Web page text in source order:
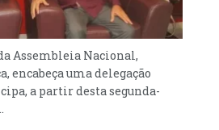
deste facto pela
à República de
do Chefe de Estado
de pouco mais de 24
Assembleia Nacional,
encabeça uma delegação
a partir desta segunda-